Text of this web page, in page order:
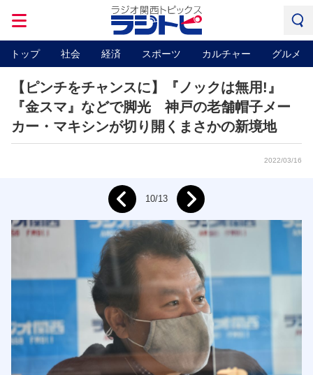
トップ 社会 経済 スポーツ カルチャー グルメ
【ピンチをチャンスに】『ノックは無用!』
『金スマ』などで脚光 神戸の老舗帽子メー
カー・マキシンが切り開くまさかの新境地
2022/03/16
Prev 10/13 Next